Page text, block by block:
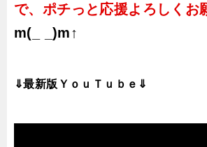
で、ポチっと応援よろしくお
m(_ _)m↑
⇓最新版ＹｏｕＴｕｂｅ⇓